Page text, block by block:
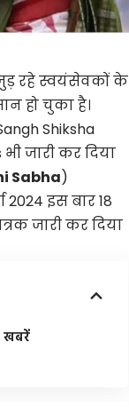
रहे स्वयंसेवकों के
हो चुका है।
Shiksha
जारी कर दिया
Sabha)
इस बार 18
जारी कर दिया
खबरें